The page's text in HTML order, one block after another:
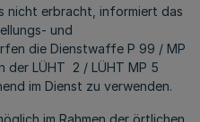
nicht erbracht, informiert das
und
die Dienstwaffe P 99 / MP
der LÜHT 2 / LÜHT MP 5
im Dienst zu verwenden.
im Rahmen der örtlichen